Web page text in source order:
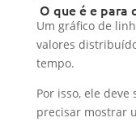
O que é e para
Um gráfico de
valores
tempo.
Por isso, ele
precisar mostrar